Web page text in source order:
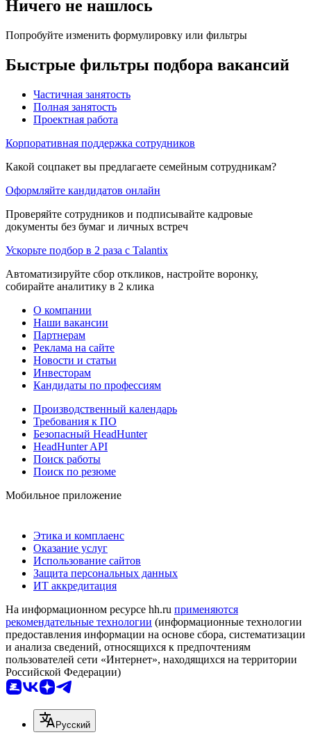
Ничего не нашлось
Попробуйте изменить формулировку или фильтры
Быстрые фильтры подбора вакансий
Частичная занятость
Полная занятость
Проектная работа
Корпоративная поддержка сотрудников
Какой соцпакет вы предлагаете семейным сотрудникам?
Оформляйте кандидатов онлайн
Проверяйте сотрудников и подписывайте кадровые
документы без бумаг и личных встреч
Ускорьте подбор в 2 раза с Talantix
Автоматизируйте сбор откликов, настройте воронку,
собирайте аналитику в 2 клика
О компании
Наши вакансии
Партнерам
Реклама на сайте
Новости и статьи
Инвесторам
Кандидаты по профессиям
Производственный календарь
Требования к ПО
Безопасный HeadHunter
HeadHunter API
Поиск работы
Поиск по резюме
Мобильное приложение
Этика и комплаенс
Оказание услуг
Использование сайтов
Защита персональных данных
ИТ аккредитация
На информационном ресурсе hh.ru применяются
рекомендательные технологии (информационные технологии
предоставления информации на основе сбора, систематизации
и анализа сведений, относящихся к предпочтениям
пользователей сети «Интернет», находящихся на территории
Российской Федерации)
Русский